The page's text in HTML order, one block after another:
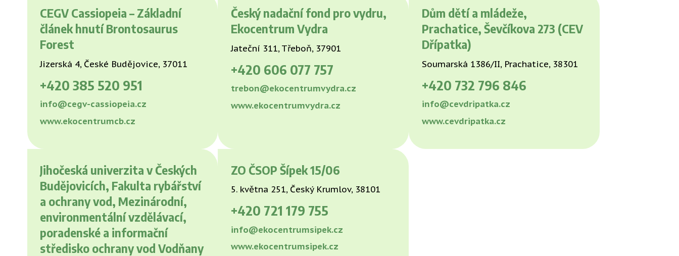
CEGV Cassiopeia – Základní
článek hnutí Brontosaurus
Forest
Jizerská 4, České Budějovice, 37011
+420385 520 951
info@cegv-cassiopeia.cz
www.ekocentrumcb.cz
Český nadační fond pro vydru,
Ekocentrum Vydra
Jateční 311, Třeboň, 37901
+420 606 077 757
trebon@ekocentrumvydra.cz
www.ekocentrumvydra.cz
Dům dětí a mládeže,
Prachatice, Ševčíkova 273 (CEV
Dřípatka)
Soumarská 1386/II, Prachatice, 38301
+420 732 796 846
info@cevdripatka.cz
www.cevdripatka.cz
Jihočeská univerzita v Českých
Budějovicích, Fakulta rybářství
a ochrany vod, Mezinárodní,
environmentální vzdělávací,
poradenské a informační
středisko ochrany vod Vodňany
ZO ČSOP Šípek 15/06
5. května 251, Český Krumlov, 38101
+420 721 179 755
info@ekocentrumsipek.cz
www.ekocentrumsipek.cz